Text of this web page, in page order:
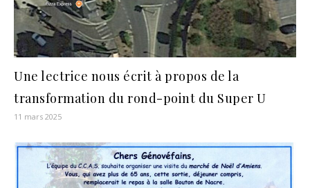
Une lectrice nous écrit à propos de la
transformation du rond-point du Super U
11 mars 2025